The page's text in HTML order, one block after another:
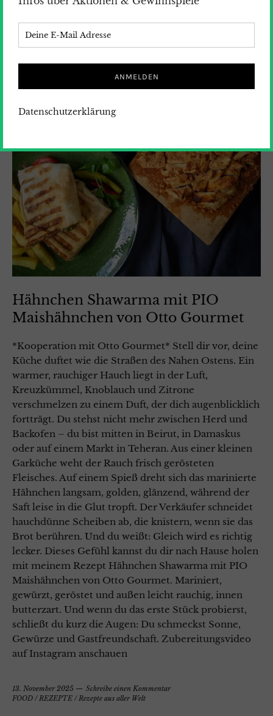
Hähnchen Shawarma mit PIO
Maishähnchen von Otto Gourmet
*Kooperation mit Otto Gourmet* Stell dir vor, deine
Küche duftet wie die Straßen des Nahen Ostens. Ein
warmer, rauchiger Hauch liegt in der Luft,
Kreuzkümmel, Knoblauch und Zitrone
verschmelzen zu einem Duft, der dich augenblicklich
fortträgt. Du stehst nicht mehr zwischen Herd und
Backofen – du bist mitten in Beirut, in Damaskus
oder auf einem Markt in Teheran. Aus einer kleinen
Garküche weht der Rauch frisch gerösteten
Fleisches. Auf einem Spieß dreht sich das marinierte
Hähnchen langsam, golden, glänzend, während der
Saft leise in die Glut tropft. Der Verkäufer schneidet
hauchdünne Scheiben ab, die knistern, wenn sie das
Brot berühren. Und du weißt: Gleich wird es richtig
lecker. Dieses Gefühl kannst du dir nach Hause holen
mit meinem Rezept Hähnchen Shawarma mit PIO
Maishähnchen von Otto Gourmet. Mariniert,
gewürzt, geröstet und außen leicht rauchig, innen
butterzart. Und wenn du das erste Stück probierst,
schließt du kurz die Augen: Du schmeckst Sonne,
Gewürze und Gastfreundschaft. Zubereitungsvideo
auf Instagram anschauen
13. November 2025
Schreibe einen Kommentar
FOOD /REZEPTE /Rezepte aus aller Welt
Datenschutzerklärung